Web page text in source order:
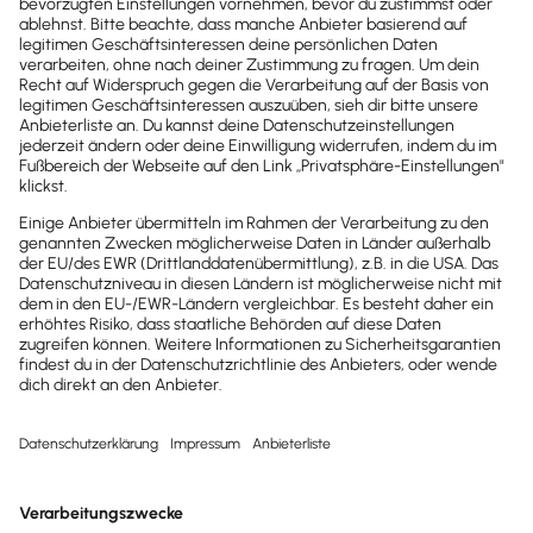
Gibt es für den Verkauf der
Produkte eine Provision?
Für den Verkauf von sx.analytics werden
aktuell keine Provisionen vom Hersteller
angeboten.
Präsentation und Infos zum
Webinar
Das Handout zum Webinar ist nicht für